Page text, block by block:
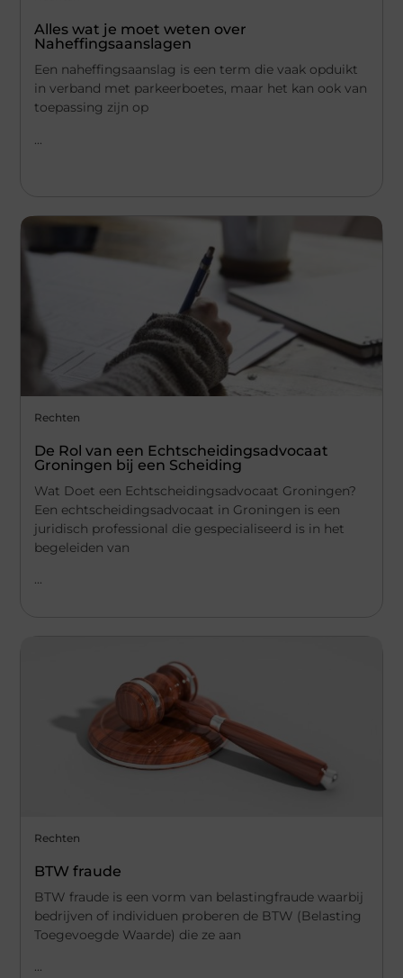
Alles wat je moet weten over
Naheffingsaanslagen
Een naheffingsaanslag is een term die vaak opduikt
in verband met parkeerboetes, maar het kan ook van
toepassing zijn op
Rechten
De Rol van een Echtscheidingsadvocaat
Groningen bij een Scheiding
Wat Doet een Echtscheidingsadvocaat Groningen?
Een echtscheidingsadvocaat in Groningen is een
juridisch professional die gespecialiseerd is in het
begeleiden van
...
Rechten
BTW fraude
BTW fraude is een vorm van belastingfraude waarbij
bedrijven of individuen proberen de BTW (Belasting
Toegevoegde Waarde) die ze aan
...